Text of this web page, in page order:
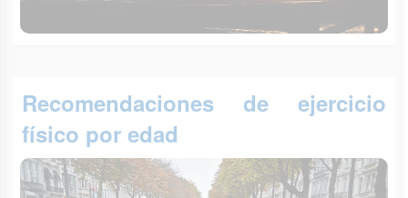
Recomendaciones de ejercicio
físico por edad